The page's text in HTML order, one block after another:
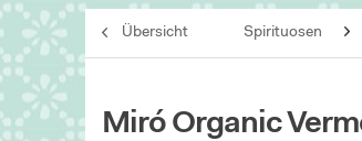
Übersicht Spirituosen
Miró Organic